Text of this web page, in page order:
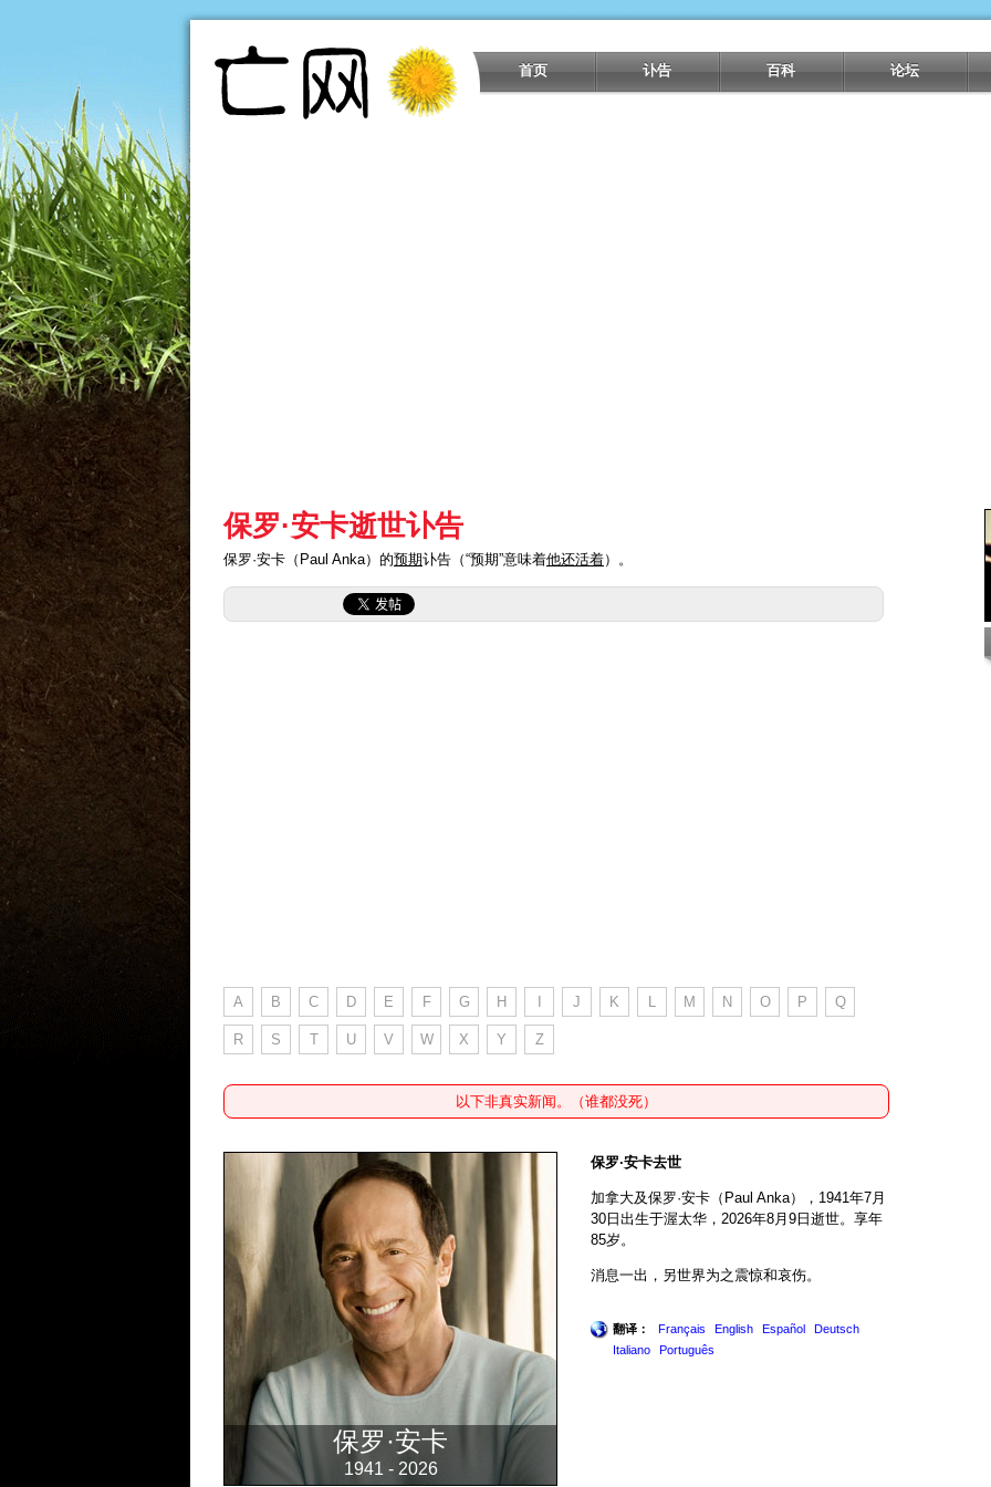
首页 讣告 百科 论坛
保罗·安卡逝世讣告
保罗·安卡（Paul Anka）的预期讣告（“预期”意味着他还活着）。
A B C D E F G H J K L M N O P Q
R S T U V W X Y Z
以下非真实新闻。（谁都没死）
保罗·安卡
1941 - 2026
保罗·安卡去世
加拿大及保罗·安卡（Paul Anka），1941年7月
30日出生于渥太华，2026年8月9日逝世。享年
85岁。
消息一出，另世界为之震惊和哀伤。
翻译： Français English Español
Deutsch
Italiano
Português